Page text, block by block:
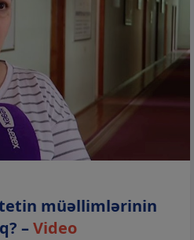
müəllimlərinin
–Video